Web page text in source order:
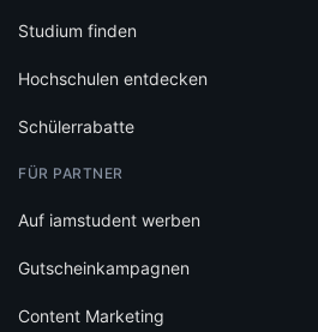
Studium finden
Hochschulen entdecken
Schülerrabatte
FÜR PARTNER
Auf iamstudent werben
Gutscheinkampagnen
Content Marketing